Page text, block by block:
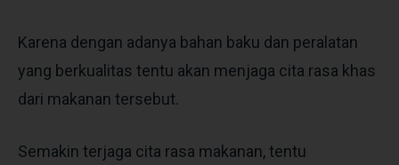
Karena dengan adanya bahan baku dan peralatan
yang berkualitas tentu akan menjaga cita rasa khas
dari makanan tersebut.
Semakin terjaga cita rasa makanan, tentu